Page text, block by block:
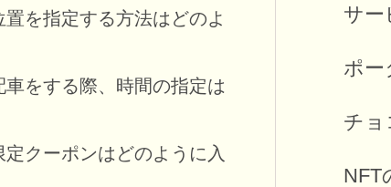
を指定する方法はどのよ
をする際、時間の指定は
クーポンはどのように入
サー
ポー
チョ
NFT